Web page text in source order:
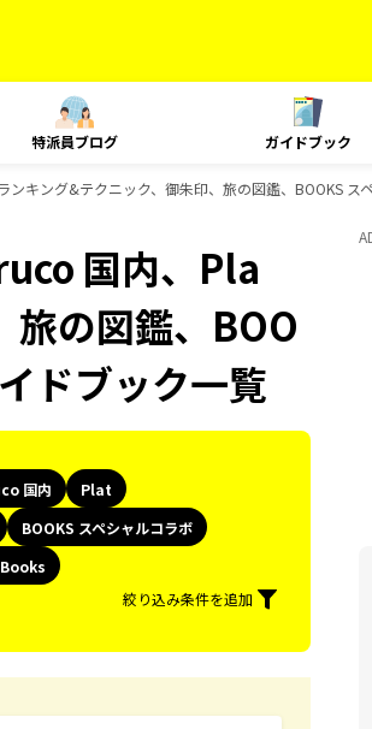
特派員ブログ ガイドブック
キング&テクニック、御朱印、旅の図鑑、BOOKS
国内、Pla
旅の図鑑、BOO
ドブック一覧
国内
Plat
BOOKS スペシャルコラボ
絞り込み条件を追加